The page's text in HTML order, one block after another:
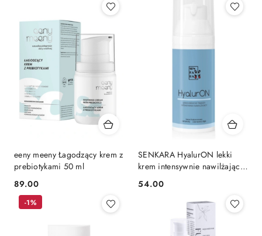
eeny meeny Łagodzący krem z
prebiotykami 50 ml
Cena:
89.00
SENKARA HyalurON lekki
krem intensywnie nawilżający
Cena:
54.00
-1%